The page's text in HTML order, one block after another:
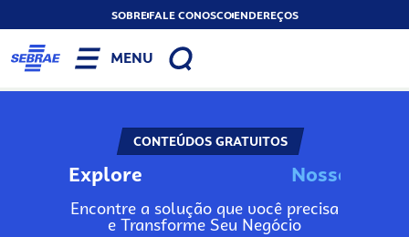
SOBREFALE CONOSCOENDEREÇOS
MENU
CONTEÚDOS GRATUITOS
Explore No
Encontre a solução que você precisa
e Transforme Seu Negócio